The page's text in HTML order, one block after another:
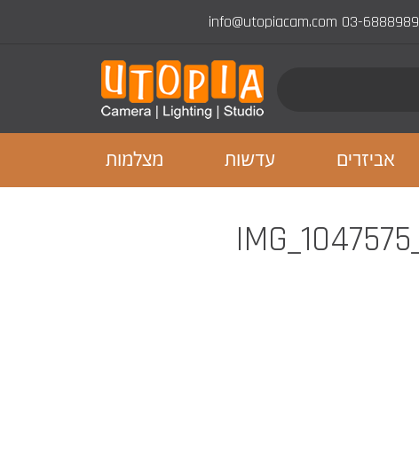
03-6888989
info@utopiacam.com
מצלמות עדשות אביזרים